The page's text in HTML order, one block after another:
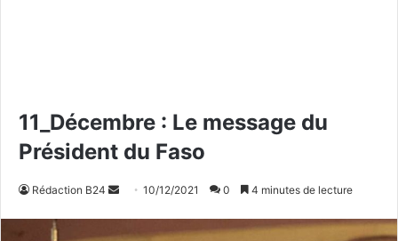
11_Décembre : Le message du
Président du Faso
Rédaction B24 10/12/2021 0 4 minutes de lecture